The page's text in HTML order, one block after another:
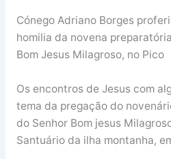
Cónego Adriano Borges
homilia da novena
Bom Jesus Milagroso, no Pico
Os encontros de Jesus com
tema da pregação do
do Senhor Bom jesus
Santuário da ilha montanha,